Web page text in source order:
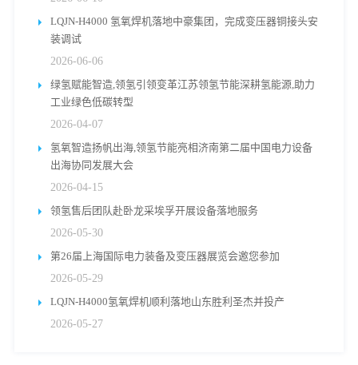
LQJN-H4000 氢氧焊机落地中豪集团，完成变压器铜接头安
装调试
2026-06-06
绿氢赋能智造,领氢引领变革江苏领氢节能深耕氢能源,助力
工业绿色低碳转型
2026-04-07
氢氧智造扬帆出海,领氢节能亮相济南第二届中国电力设备
出海协同发展大会
2026-04-15
领氢售后团队赴卧龙采埃孚开展设备落地服务
2026-05-30
第26届上海国际电力装备及变压器展览会邀您参加
2026-05-29
LQJN-H4000氢氧焊机顺利落地山东胜利圣杰并投产
2026-05-27